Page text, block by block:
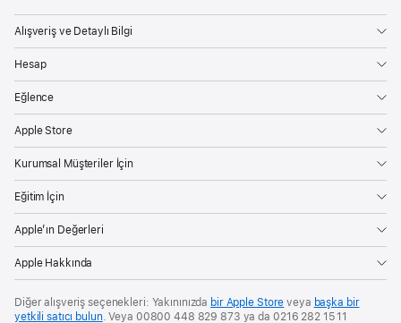
Alışveriş ve Detaylı Bilgi
Hesap
Eğlence
Apple Store
Kurumsal Müşteriler İçin
Eğitim İçin
Apple’ın Değerleri
Apple Hakkında
Diğer alışveriş seçenekleri: Yakınınızda bir Apple Store veya başka bir
yetkili satıcı bulun. Veya 00800 448 829 873 ya da 0216 282 15 11